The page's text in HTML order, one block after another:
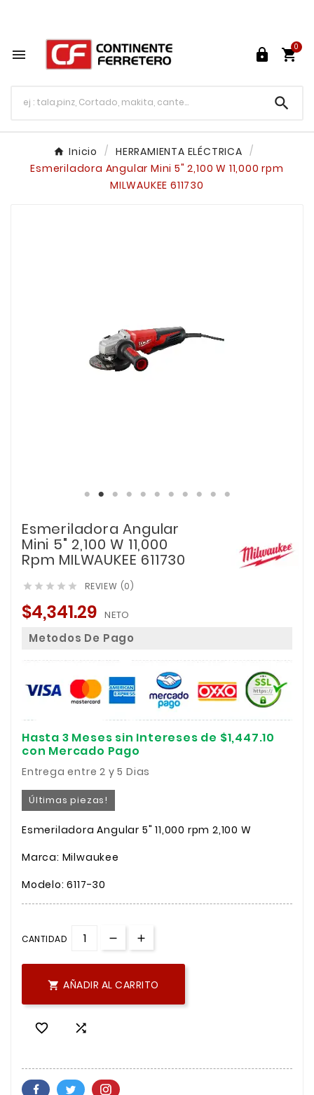
  
0

Inicio
HERRAMIENTA ELÉCTRICA
Esmeriladora Angular Mini 5" 2,100 W 11,000 rpm
MILWAUKEE 611730
Esmeriladora Angular
Mini 5" 2,100 W 11,000
Rpm MILWAUKEE 611730
     REVIEW (0)
$4,341.29 NETO
Metodos De Pago
Hasta 3 Meses sin Intereses de $1,447.10
con Mercado Pago
Entrega entre 2 y 5 Dias
Últimas piezas!
Esmeriladora Angular 5" 11,000 rpm 2,100 W
Marca: Milwaukee
Modelo: 6117-30
CANTIDAD
 AÑADIR AL CARRITO
 